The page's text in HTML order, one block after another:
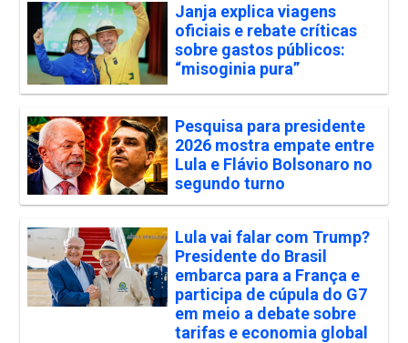
Janja explica viagens
oficiais e rebate críticas
sobre gastos públicos:
“misoginia pura”
Pesquisa para presidente
2026 mostra empate entre
Lula e Flávio Bolsonaro no
segundo turno
Lula vai falar com Trump?
Presidente do Brasil
embarca para a França e
participa de cúpula do G7
em meio a debate sobre
tarifas e economia global